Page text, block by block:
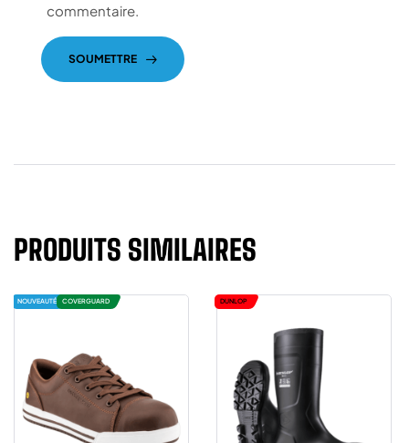
commentaire.
SOUMETTRE
PRODUITS SIMILAIRES
NOUVEAUTÉ COVERGUARD DUNLOP